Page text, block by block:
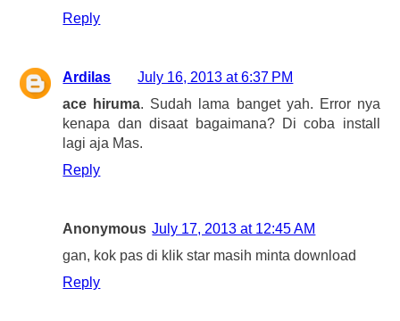
Reply
Ardilas
July 16, 2013 at 6:37 PM
ace hiruma. Sudah lama banget yah. Error nya
kenapa dan disaat bagaimana? Di coba install
lagi aja Mas.
Reply
Anonymous July 17, 2013 at 12:45 AM
gan, kok pas di klik star masih minta download
Reply